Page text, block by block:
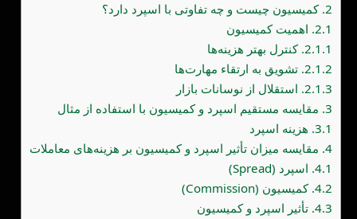
2. کمیسیون چیست و چه تفاوتی با اسپرد دارد؟
2.1. اهمیت کمیسیون
2.1.1. کنترل بهتر هزینه‌ها
2.1.2. تشویق به ارتقاء مهارت‌ها
2.1.3. استقلال از نوسانات بازار
3. مقایسه مستقیم اسپرد و کمیسیون با استفاده از مثال
3.1. هزینه اسپرد
4. مقایسه میزان تأثیر اسپرد و کمیسیون بر هزینه‌های معاملات
4.1. اسپرد (Spread)
4.2. کمیسیون (Commission)
4.3. تأثیر اسپرد و کمیسیون